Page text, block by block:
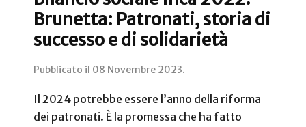
Brunetta: Patronati, storia di
successo e di solidarietà
Pubblicato il 08 Novembre 2023.
Il 2024 potrebbe essere l’anno della riforma
dei patronati. È la promessa che ha fatto